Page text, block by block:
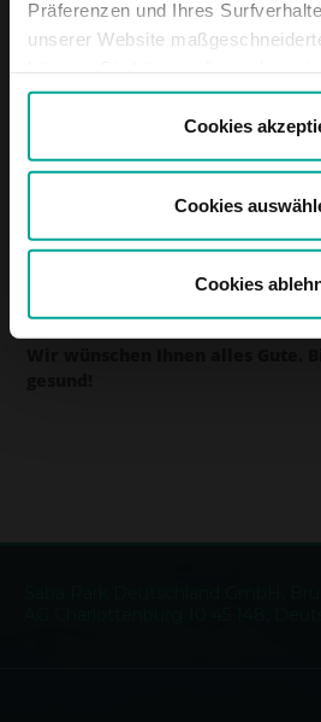
Präferenzen und Ihres
unserer Website
Ihre Präferenzen auswählen,
entsprechende Schaltfläche
Informationen finden Sie in der
Cookies
Cookies
Cookies
erreichbar. Sie erreichen uns
Rufknopf an den
info.de@sabagroup.comjederzeit
Saba Park Deutschland GmbH,